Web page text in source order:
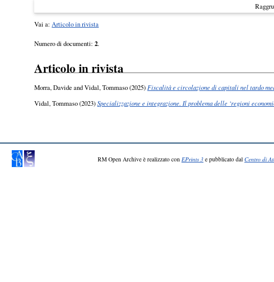
Vai a:Articolo in rivista
Numero di documenti:2.
Articolo in rivista
Morra, Davide andVidal, Tommaso(2025)Fiscalità e circolazione di capitali nel tardo
Vidal, Tommaso(2023)Specializzazione e integrazione. Il problema delle ‘regioni
RM Open Archive è realizzato con EPrints 3 e pubblicato dal Centro di